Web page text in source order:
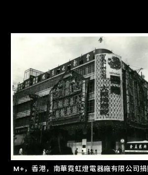
M+，香港，南華霓虹燈電器廠有限公司
M+藏品
进一步筛选
关于M+藏品